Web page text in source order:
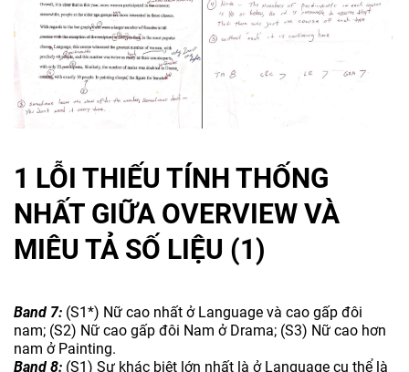
1 LỖI THIẾU TÍNH THỐNG
NHẤT GIỮA OVERVIEW VÀ
MIÊU TẢ SỐ LIỆU (1)
Band 7: (S1*) Nữ cao nhất ở Language và cao gấp đôi
nam; (S2) Nữ cao gấp đôi Nam ở Drama; (S3) Nữ cao hơn
nam ở Painting.
Band 8: (S1) Sự khác biệt lớn nhất là ở Language cụ thể là